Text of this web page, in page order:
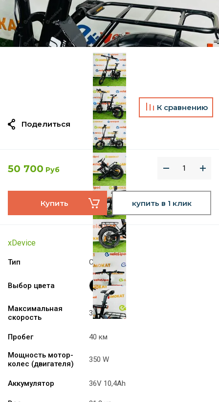
50 700 Руб
Купить купить в 1 клик
xDevice
Тип Складной
Выбор цвета
Максимальная
скорость
35 км/ч
Пробег 40 км
Мощность мотор-
колес (двигателя)
350 W
Аккумулятор 36V 10,4Ah
К сравнению
Поделиться